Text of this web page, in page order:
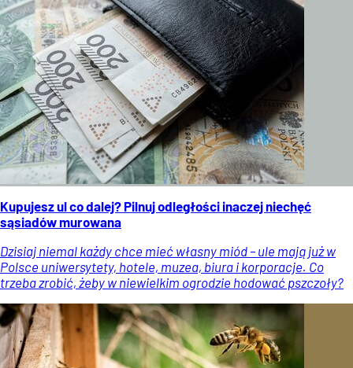
Kupujesz ul co dalej? Pilnuj odległości inaczej niechęć
sąsiadów murowana
Dzisiaj niemal każdy chce mieć własny miód – ule mają już w
Polsce uniwersytety, hotele, muzea, biura i korporacje. Co
trzeba zrobić, żeby w niewielkim ogrodzie hodować pszczoły?